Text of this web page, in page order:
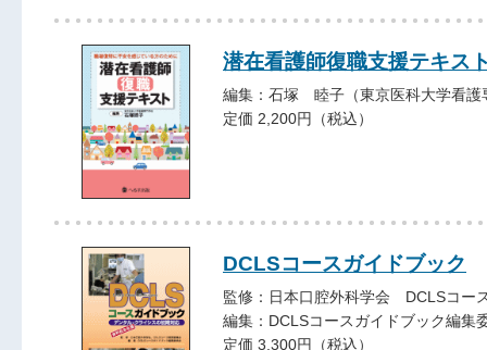
潜在看護師復職支援テキス
編集：石塚 睦子（東京医科大学看護
定価 2,200円（税込）
DCLSコースガイドブック
監修：日本口腔外科学会 DCLSコー
編集：DCLSコースガイドブック編集
定価 3,300円（税込）